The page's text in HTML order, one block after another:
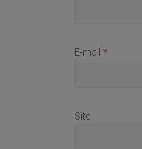
E-mail *
Site